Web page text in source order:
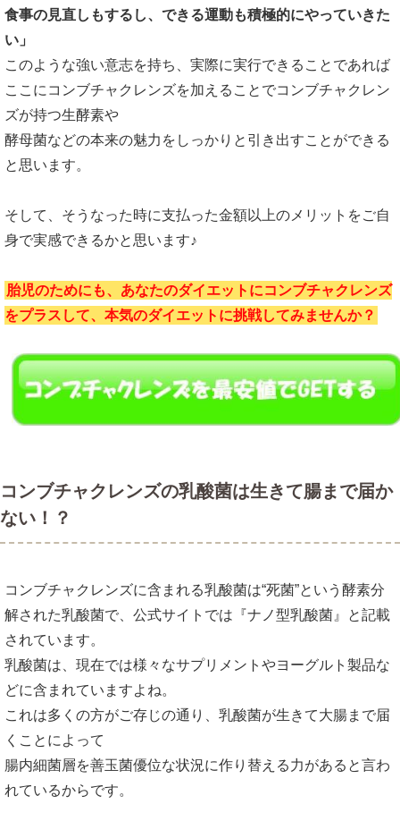
食事の見直しもするし、できる運動も積極的にやっていきた
い」
このような強い意志を持ち、実際に実行できることであれば
ここにコンブチャクレンズを加えることでコンブチャクレン
ズが持つ生酵素や
酵母菌などの本来の魅力をしっかりと引き出すことができる
と思います。
そして、そうなった時に支払った金額以上のメリットをご自
身で実感できるかと思います♪
胎児のためにも、あなたのダイエットにコンブチャクレンズ
をプラスして、本気のダイエットに挑戦してみませんか？
コンブチャクレンズの乳酸菌は生きて腸まで届か
ない！？
コンブチャクレンズに含まれる乳酸菌は“死菌”という酵素分
解された乳酸菌で、公式サイトでは『ナノ型乳酸菌』と記載
されています。
乳酸菌は、現在では様々なサプリメントやヨーグルト製品な
どに含まれていますよね。
これは多くの方がご存じの通り、乳酸菌が生きて大腸まで届
くことによって
腸内細菌層を善玉菌優位な状況に作り替える力があると言わ
れているからです。